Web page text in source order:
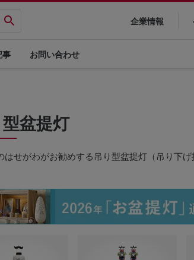
企業情報
事 お問い合わせ
盆提灯
はせがわがお勧めする吊り型盆提灯（吊り下